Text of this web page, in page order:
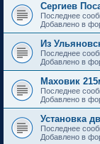
Сергиев
Последнее
Добавлено в
Из
Последнее
Добавлено в
Маховик
Последнее
Добавлено в
Установка
Последнее
Добавлено в